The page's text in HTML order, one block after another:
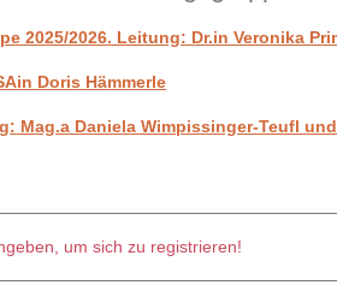
2025/2026. Leitung: Dr.in Veronika
Doris Hämmerle
Mag.a Daniela Wimpissinger-Teufl
um sich zu registrieren!